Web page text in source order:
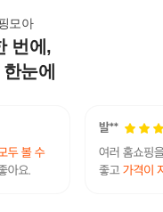
모아
번에,
눈에
필터 호환필터 10ea
거 샤워기(필터포함)+필